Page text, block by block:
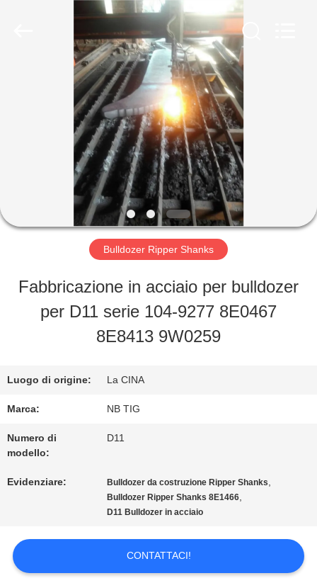
PRODOTTI
NOI
DELLA
FABBRICA
CONTROLLO
DI
QUALITÀ
CONTATTICI
RICHIEDA
UNA
Bulldozer Ripper Shanks
Fabbricazione in acciaio per bulldozer
per D11 serie 104-9277 8E0467
8E8413 9W0259
Luogo di origine: La CINA
Marca: NB TIG
Numero di
modello:
D11
Evidenziare: Bulldozer da costruzione Ripper Shanks,
Bulldozer Ripper Shanks 8E1466,
D11 Bulldozer in acciaio
CONTATTACI!